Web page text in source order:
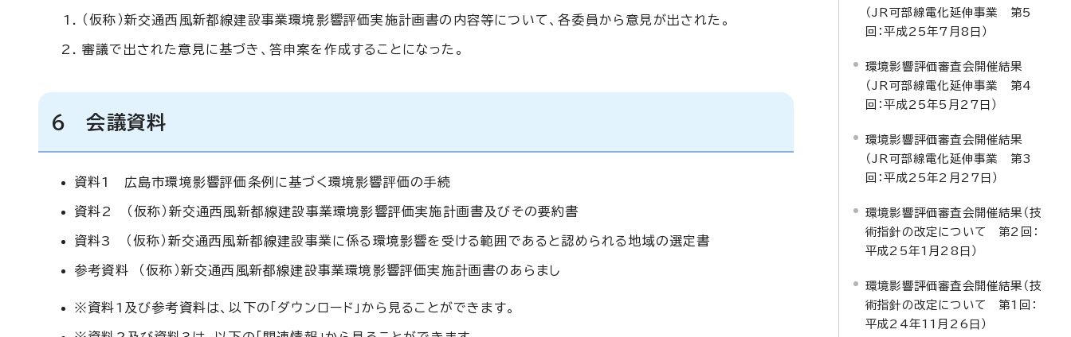
（仮称）新交通西風新都線建設事業環境影響評価実施計画書の内容等について、各委員から意見が出された。
審議で出された意見に基づき、答申案を作成することになった。
6 会議資料
資料1 広島市環境影響評価条例に基づく環境影響評価の手続
資料2 （仮称）新交通西風新都線建設事業環境影響評価実施計画書及びその要約書
資料3 （仮称）新交通西風新都線建設事業に係る環境影響を受ける範囲であると認められる地域の選定書
参考資料 （仮称）新交通西風新都線建設事業環境影響評価実施計画書のあらまし
※資料1及び参考資料は、以下の「ダウンロード」から見ることができます。
（JR可部線電化延伸事業 第5
回：平成25年7月8日）
環境影響評価審査会開催結果
（JR可部線電化延伸事業 第4
回：平成25年5月27日）
環境影響評価審査会開催結果
（JR可部線電化延伸事業 第3
回：平成25年2月27日）
環境影響評価審査会開催結果（技
術指針の改定について 第2回：
平成25年1月28日）
環境影響評価審査会開催結果（技
術指針の改定について 第1回：
平成24年11月26日）